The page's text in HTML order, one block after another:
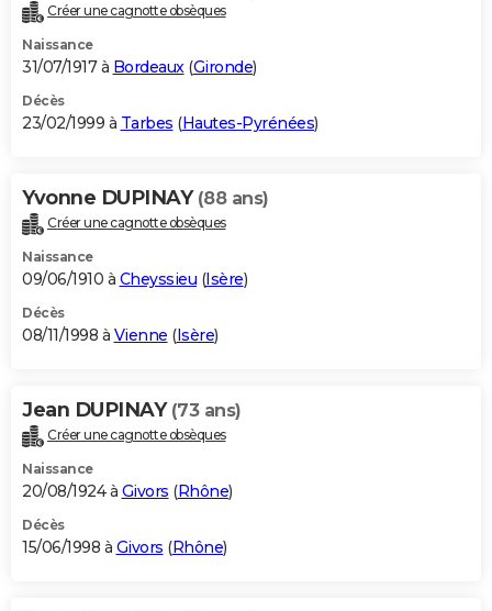
Créer une cagnotte obsèques
Naissance
31/07/1917 à Bordeaux(Gironde)
Décès
23/02/1999 à Tarbes (Hautes-Pyrénées)
Yvonne DUPINAY (88 ans)
Créer une cagnotte obsèques
Naissance
09/06/1910 à Cheyssieu (Isère)
Décès
08/11/1998 à Vienne (Isère)
Jean DUPINAY (73 ans)
Créer une cagnotte obsèques
Naissance
20/08/1924 à Givors (Rhône)
Décès
15/06/1998 à Givors (Rhône)